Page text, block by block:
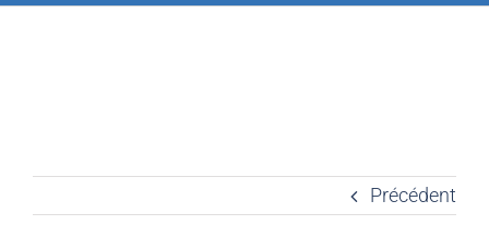
Précédent